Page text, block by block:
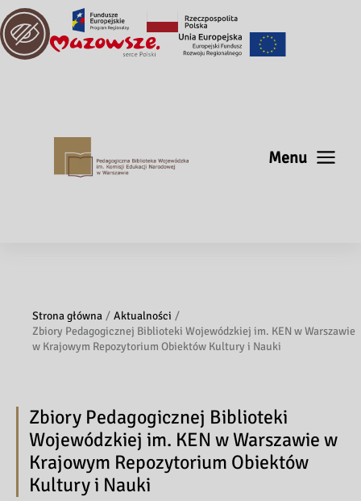
Menu
Strona główna
Aktualności
Zbiory Pedagogicznej Biblioteki Wojewódzkiej im. KEN w Warszawie
w Krajowym Repozytorium Obiektów Kultury i Nauki
Zbiory Pedagogicznej Biblioteki
Wojewódzkiej im. KEN w Warszawie w
Krajowym Repozytorium Obiektów
Kultury i Nauki